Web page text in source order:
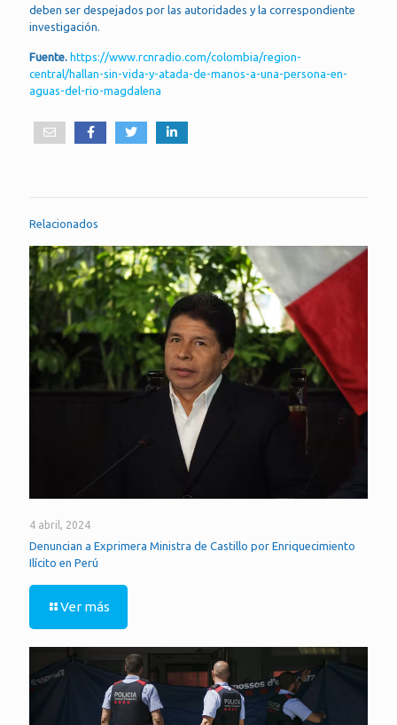
deben ser despejados por las autoridades y la correspondiente
investigación.
Fuente. https://www.rcnradio.com/colombia/region-
central/hallan-sin-vida-y-atada-de-manos-a-una-persona-en-
aguas-del-rio-magdalena
Relacionados
4 abril, 2024
Denuncian a Exprimera Ministra de Castillo por Enriquecimiento
Ilícito en Perú
Ver más